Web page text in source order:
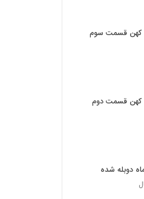
کهن قسمت سوم
کهن قسمت دوم
دوبله شده